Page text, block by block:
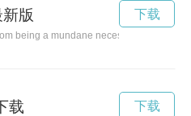
版
being a mundane necessity to a hot
下载
载 下载